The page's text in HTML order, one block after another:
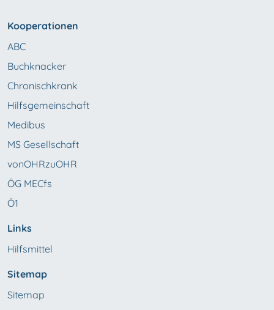
Kooperationen
ABC
Buchknacker
Chronischkrank
Hilfsgemeinschaft
Medibus
MS Gesellschaft
vonOHRzuOHR
ÖG MECfs
Ö1
Links
Hilfsmittel
Sitemap
Sitemap